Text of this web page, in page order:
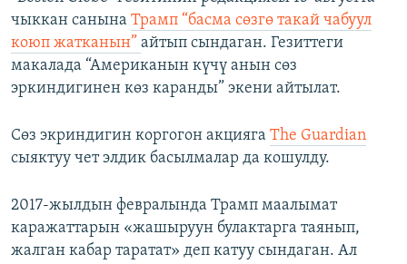
чыккан санына Трамп “басма сөзгө такай чабуул
коюп жатканын” айтып сындаган. Гезиттеги
макалада “Американын күчү анын сөз
эркиндигинен көз каранды” экени айтылат.
Сөз экриндигин коргогон акцияга The Guardian
сыяктуу чет элдик басылмалар да кошулду.
2017-жылдын февралында Трамп маалымат
каражаттарын «жашыруун булактарга таянып,
жалган кабар таратат» деп катуу сындаган. Ал